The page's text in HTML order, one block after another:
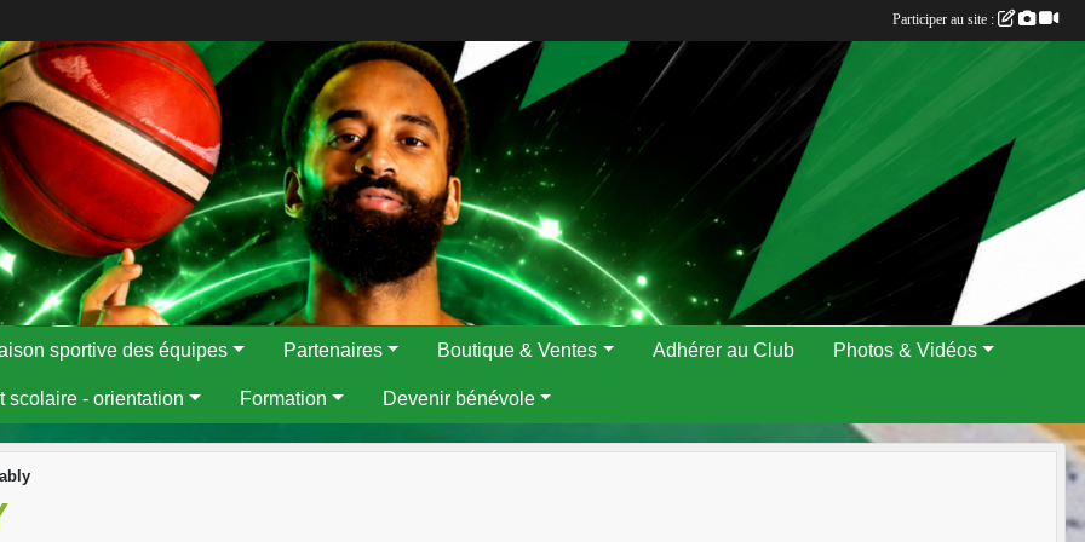
sportive des équipes Partenaires Boutique & Ventes Adhérer au Club Photos & Vidéos
scolaire - orientation Formation Devenir bénévole
Participer au site :